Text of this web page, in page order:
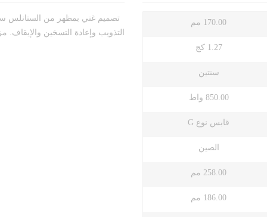
تصميم غني بمظهر من الستانلس
التذويب وإعادة التسخين
170.00 مم
1.27 كج
سنتين
850.00 واط
قابس نوع G
الصين
258.00 مم
186.00 مم